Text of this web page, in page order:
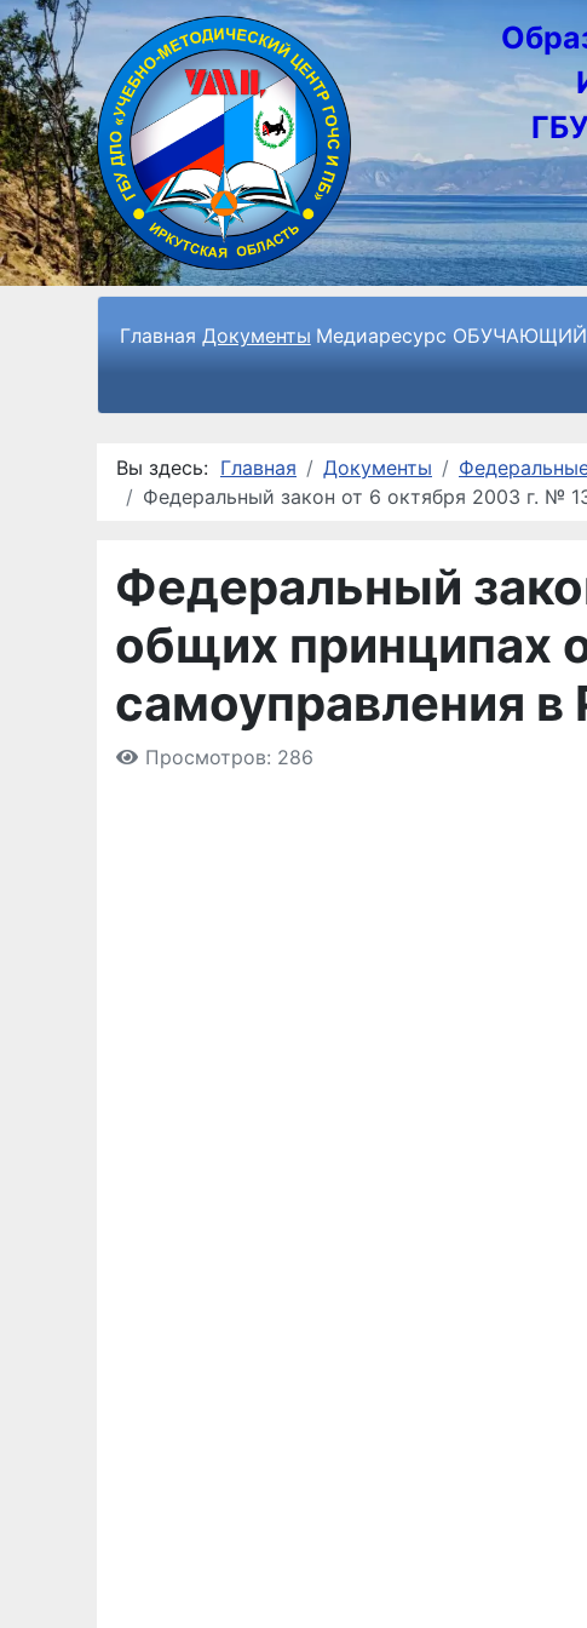
Главная Документы Медиаресурс ОБУЧАЮЩИЙ
Вы здесь: Главная Документы
Федеральный закон от 6 октября 2003 г. №
Федеральный
общих принципах
самоуправления
Просмотров: 286